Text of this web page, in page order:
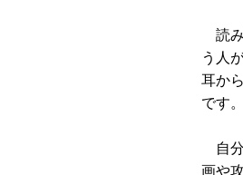
読
う人
耳か
です。
自
画や